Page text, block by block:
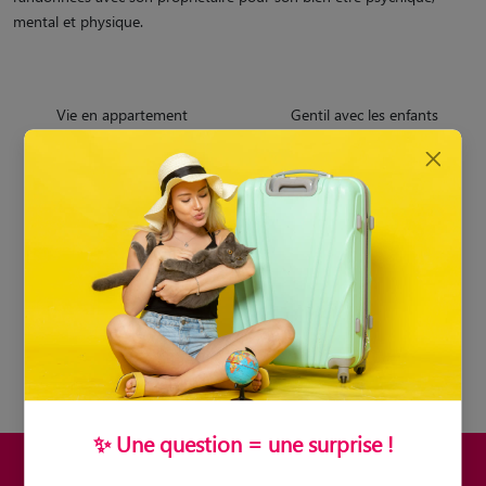
mental et physique.
Vie en appartement Gentil avec les enfants
Voyage
✨ Une question = une surprise !